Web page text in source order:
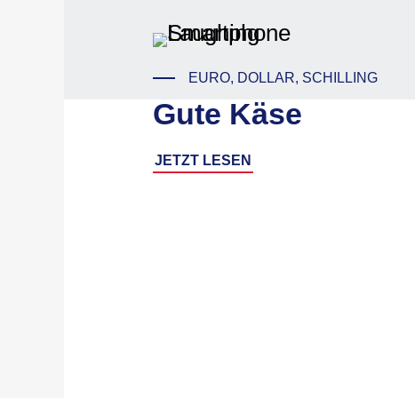
EURO, DOLLAR, SCHILLING
Gute Käse
JETZT LESEN